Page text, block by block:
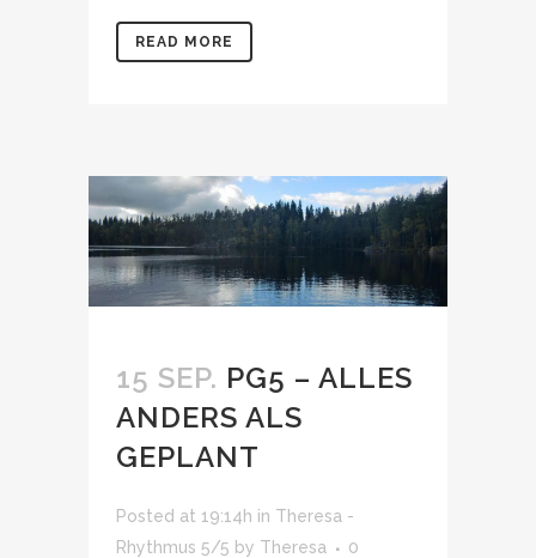
READ MORE
15 SEP. PG5 – ALLES
ANDERS ALS
GEPLANT
Posted at 19:14h in Theresa -
Rhythmus 5/5 by Theresa
0